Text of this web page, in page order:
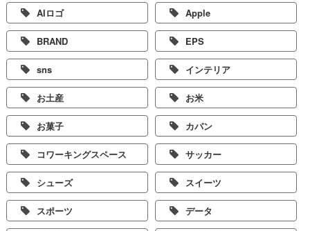
AIロゴ Apple
BRAND EPS
sns インテリア
お土産 お米
お菓子 カバン
コワーキングスペース サッカー
シューズ スイーツ
スポーツ データ